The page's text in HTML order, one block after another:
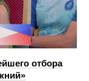
отбора